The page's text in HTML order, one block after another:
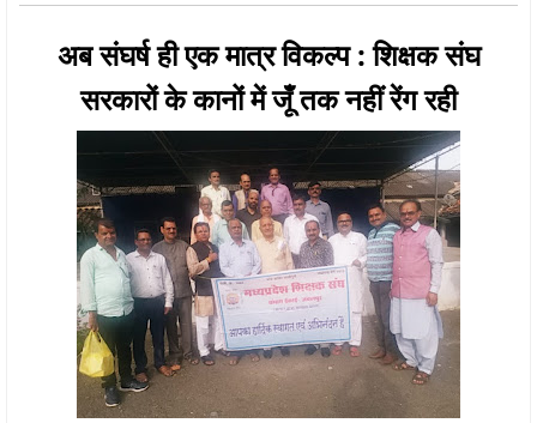
अब संघर्ष ही एक मात्र विकल्प : शिक्षक संघ
सरकारों के कानों में जूँ तक नहीं रेंग रही